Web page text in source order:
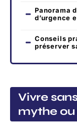
Panorama
d’urgence
Conseils
préserver
Vivre
mythe ou